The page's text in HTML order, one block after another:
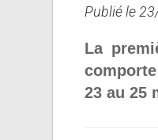
Publié le
La
23 au 25